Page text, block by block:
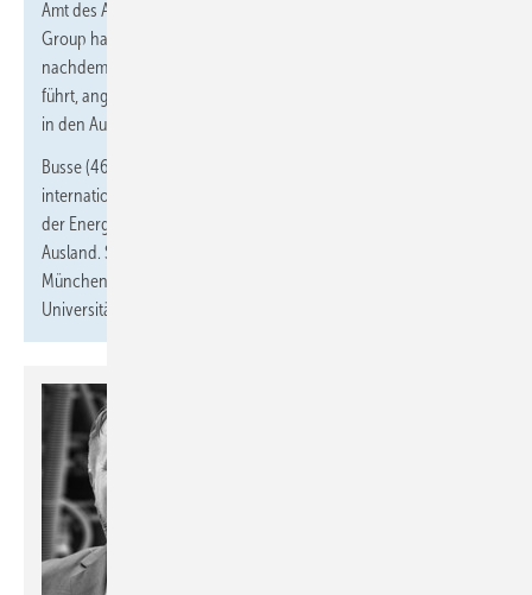
Amt des Aufsichtsratsvorsitzenden übernehmen wird. Die Hager
Group hatte die Suche nach einem neuen CEO eingeleitet,
nachdem Daniel Hager, der das Unternehmen seit 15 Jahren
führt, angekündigt hatte, die operative Führung abzugeben und
in den Aufsichtsrat zu wechseln.
Busse (46), deutsche und schweizerische Staatsbürgerin, ist eine
internationale Führungskraft mit einschlägigen Erfahrungen in
der Energie-, Elektro- sowie Automationsindustrie im In- und
Ausland. Sabine Busse begann ihre Karriere bei Siemens in
München. Sie hat einen Magister Artium der Ludwig-Maximilians-
Universität in München.